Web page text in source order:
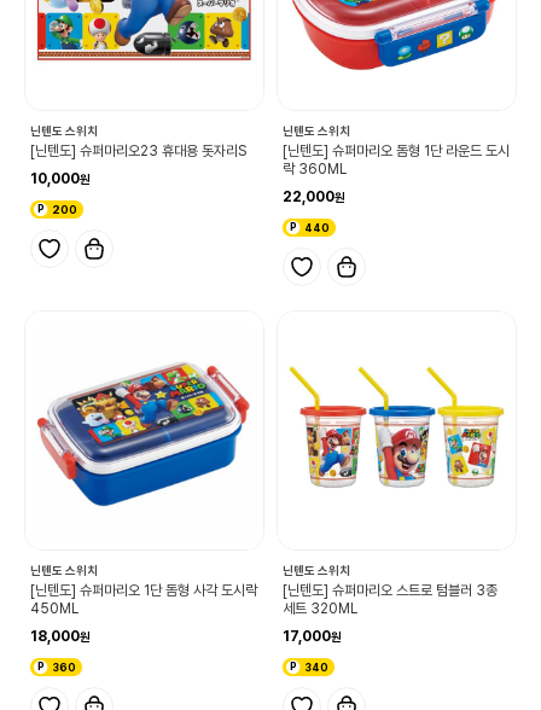
닌텐도 스위치
[닌텐도] 슈퍼마리오23 휴대용 돗자리S
10,000
200
닌텐도 스위치
[닌텐도] 슈퍼마리오 돔형 1단 라운드 도시
락 360ML
22,000
440
닌텐도 스위치
[닌텐도] 슈퍼마리오 1단 돔형 사각 도시락
450ML
18,000
360
닌텐도 스위치
[닌텐도] 슈퍼마리오 스트로 텀블러 3종
세트 320ML
17,000
340